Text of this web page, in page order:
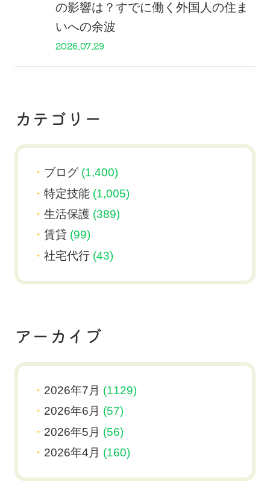
の影響は？すでに働く外国人の住ま
いへの余波
2026.07.29
カテゴリー
ブログ(1,400)
特定技能(1,005)
生活保護 (389)
賃貸 (99)
社宅代行(43)
アーカイブ
2026年7月 (1129)
2026年6月 (57)
2026年5月 (56)
2026年4月 (160)